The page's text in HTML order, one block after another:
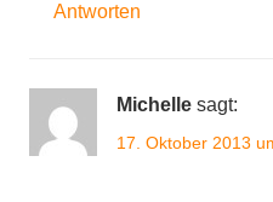
Antworten
Michelle sagt:
17. Oktober 2013